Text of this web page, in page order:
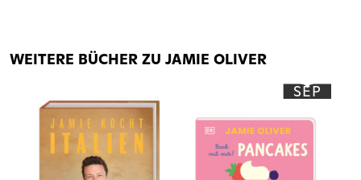
WEITERE BÜCHER ZU JAMIE OLIVER
SEP